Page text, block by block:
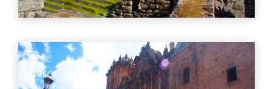
Cusco
Cusco